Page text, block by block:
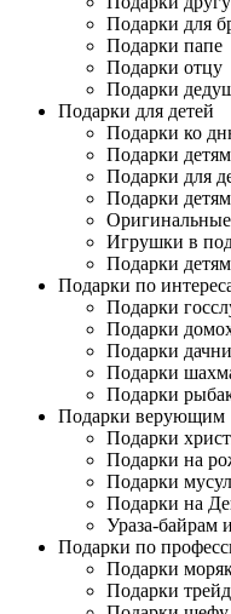
Подарки для
Подарки папе
Подарки отцу
Подарки
Подарки для детей
Подарки ко
Подарки
Подарки для
Подарки
Игрушки в
Подарки
Подарки по
Подарки
Подарки
Подарки
Подарки
Подарки
Подарки верующим
Подарки
Подарки на
Подарки
Подарки на
Ураза-байрам
Подарки по
Подарки
Подарки